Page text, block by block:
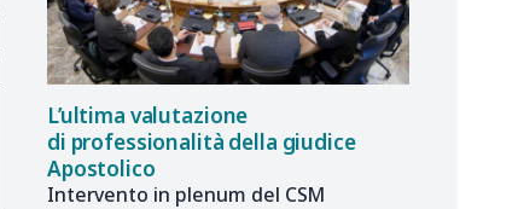
L’ultima valutazione
di professionalità della giudice
Apostolico
Intervento in plenum del CSM